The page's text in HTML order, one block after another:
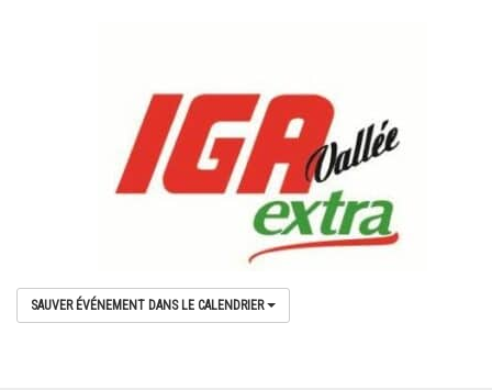
SAUVER ÉVÉNEMENT DANS LE CALENDRIER